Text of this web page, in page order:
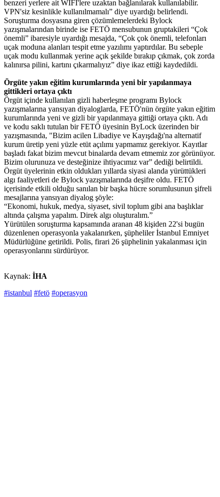
benzeri yerlere ait WİFİ'lere uzaktan bağlanılarak kullanılabilir.
VPN'siz kesinlikle kullanılmamalı” diye uyardığı belirlendi.
Soruşturma dosyasına giren çözümlemelerdeki Bylock
yazışmalarından birinde ise FETÖ mensubunun gruptakileri “Çok
önemli” ibaresiyle uyardığı mesajda, “Çok çok önemli, telefonları
uçak moduna alanları tespit etme yazılımı yaptırdılar. Bu sebeple
uçak modu kullanmak yerine açık şekilde bırakıp çıkmak, çok zorda
kalınırsa pilini, kartını çıkarmalıyız” diye ikaz ettiği kaydedildi.
Örgüte yakın eğitim kurumlarında yeni bir yapılanmaya
gittikleri ortaya çıktı
Örgüt içinde kullanılan gizli haberleşme programı Bylock
yazışmalarına yansıyan diyaloglarda, FETÖ'nün örgüte yakın eğitim
kurumlarında yeni ve gizli bir yapılanmaya gittiği ortaya çıktı. Adı
ve kodu saklı tutulan bir FETÖ üyesinin ByLock üzerinden bir
yazışmasında, "Bizim acilen Libadiye ve Kayışdağı'na alternatif
kurum üretip yeni yüzle etüt açılımı yapmamız gerekiyor. Kayıtlar
başladı fakat bizim mevcut binalarda devam etmemiz zor görünüyor.
Bizim olurunuza ve desteğinize ihtiyacımız var” dediği belirtildi.
Örgüt üyelerinin etkin oldukları yıllarda siyasi alanda yürüttükleri
algı faaliyetleri de Bylock yazışmalarında deşifre oldu. FETÖ
içerisinde etkili olduğu sanılan bir başka hücre sorumlusunun şifreli
mesajlarına yansıyan diyalog şöyle:
“Ekonomi, hukuk, medya, siyaset, sivil toplum gibi ana başlıklar
altında çalışma yapalım. Direk algı oluşturalım.”
Yürütülen soruşturma kapsamında aranan 48 kişiden 22'si bugün
düzenlenen operasyonla yakalanırken, şüpheliler İstanbul Emniyet
Müdürlüğüne getirildi. Polis, firari 26 şüphelinin yakalanması için
operasyonlarını sürdürüyor.
Kaynak: İHA
#istanbul #fetö #operasyon